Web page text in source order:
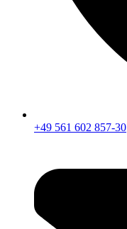
+49 561 602 857-30